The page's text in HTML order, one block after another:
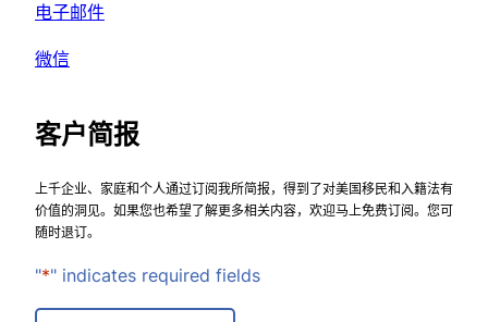
电子邮件
微信
客户简报
上千企业、家庭和个人通过订阅我所简报，得到了对美国移民和入籍法有
价值的洞见。如果您也希望了解更多相关内容，欢迎马上免费订阅。您可
随时退订。
"*" indicates required fields